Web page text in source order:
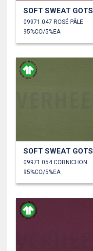
SOFT SWEAT GOTS
09971.047 ROSÉ PÂLE
95%CO/5%EA
SOFT SWEAT GOTS
09971.054 CORNICHON
95%CO/5%EA